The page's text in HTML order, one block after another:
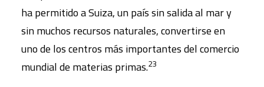
ha permitido a Suiza, un país sin salida al mar y
sin muchos recursos naturales, convertirse en
uno de los centros más importantes del comercio
mundial de materias primas.23